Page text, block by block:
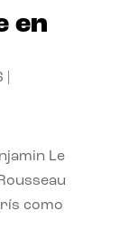
en
Le
como